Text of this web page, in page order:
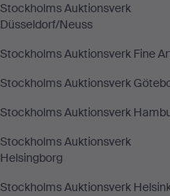
Stockholms Auktionsverk
Düsseldorf/Neuss
Stockholms Auktionsverk Fine
Stockholms Auktionsverk
Stockholms Auktionsverk
Stockholms Auktionsverk
Helsingborg
Stockholms Auktionsverk